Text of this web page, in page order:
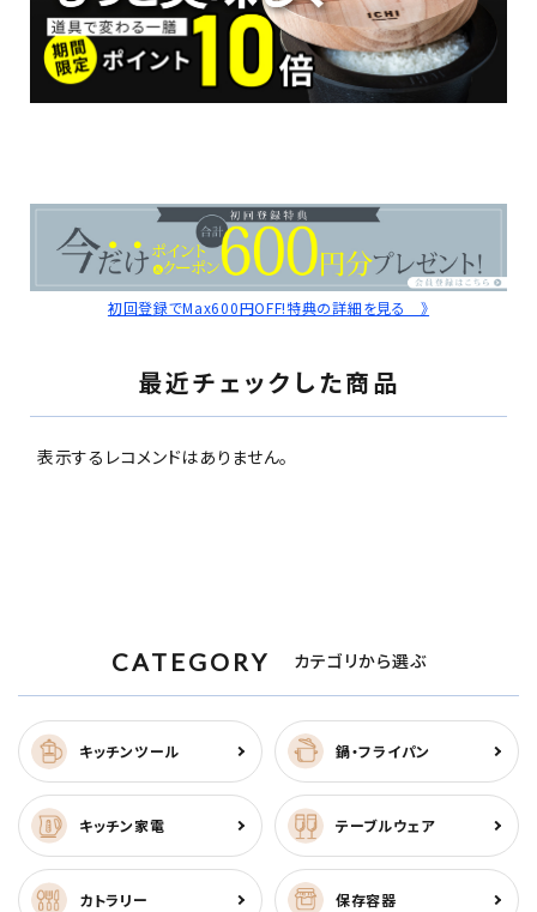
初回登録でMax600円OFF!特典の詳細を見る 》
最近チェックした商品
表示するレコメンドはありません。
CATEGORY カテゴリから選ぶ
キッチンツール 鍋・フライパン
キッチン家電 テーブルウェア
カトラリー 保存容器